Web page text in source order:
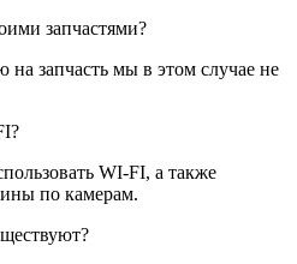
запчастями?
запчасть мы в этом случае не
WI-FI, а также
по камерам.